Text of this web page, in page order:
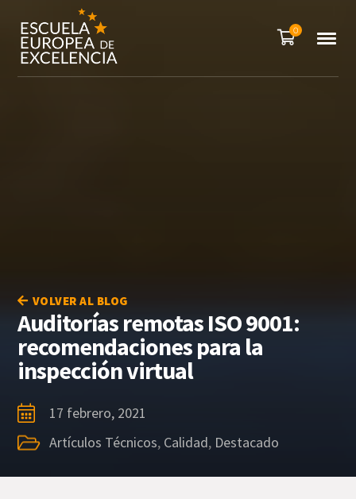
0
VOLVER AL BLOG
Auditorías remotas ISO 9001:
recomendaciones para la
inspección virtual
17 febrero, 2021
Artículos Técnicos, Calidad, Destacado